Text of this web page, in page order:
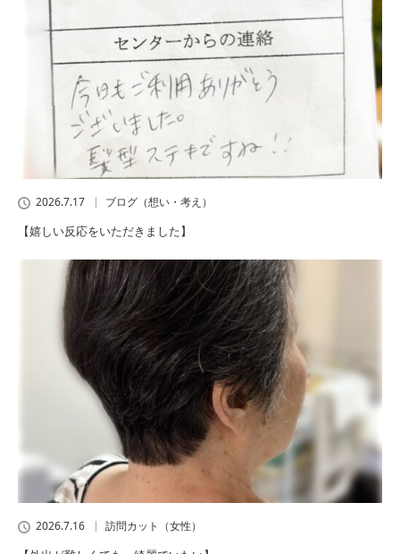
2026.7.17 ブログ（想い・考え）
【嬉しい反応をいただきました】
2026.7.16 訪問カット（女性）